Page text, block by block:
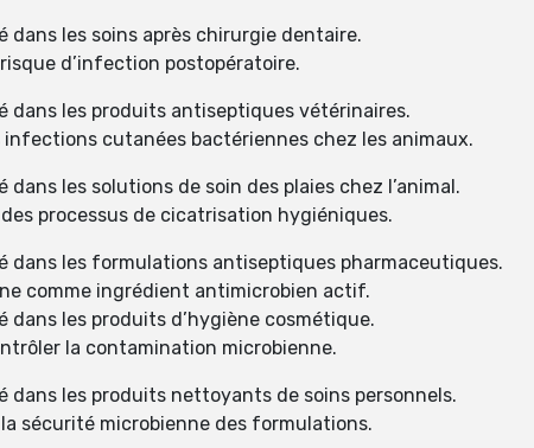
les soins après chirurgie dentaire.
d’infection postopératoire.
dans les produits antiseptiques vétérinaires.
cutanées bactériennes chez les animaux.
les solutions de soin des plaies chez l’animal.
processus de cicatrisation hygiéniques.
dans les formulations antiseptiques pharmaceutiques.
comme ingrédient antimicrobien actif.
les produits d’hygiène cosmétique.
la contamination microbienne.
dans les produits nettoyants de soins personnels.
sécurité microbienne des formulations.